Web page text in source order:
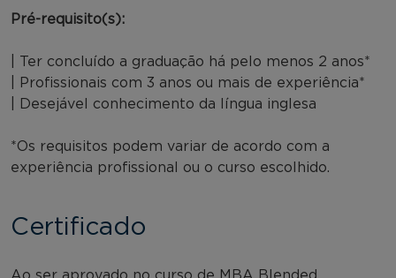
Pré-requisito(s):
| Ter concluído a graduação há pelo menos 2 anos*
| Profissionais com 3 anos ou mais de experiência*
| Desejável conhecimento da língua inglesa
*Os requisitos podem variar de acordo com a
experiência profissional ou o curso escolhido.
Certificado
Ao ser aprovado no curso de MBA Blended